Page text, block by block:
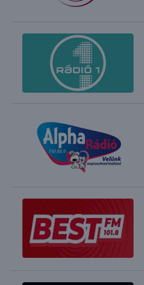
selected
settings,
opens
subtitles
off,
selected